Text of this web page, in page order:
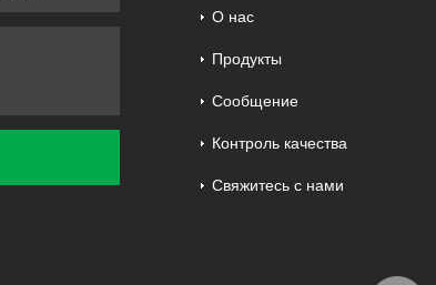
О нас
Продукты
Сообщение
Контроль качества
Свяжитесь с нами